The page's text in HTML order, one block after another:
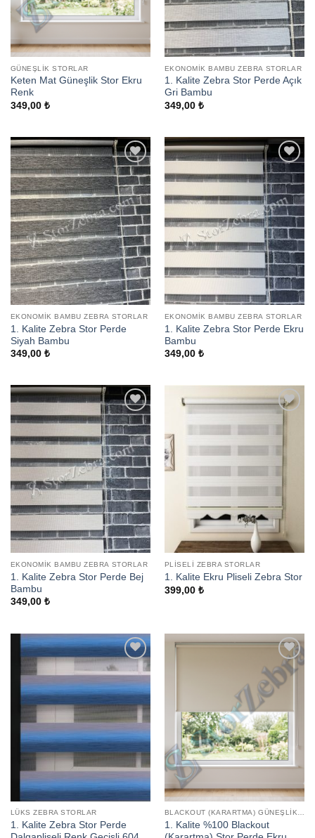
GÜNEŞLIK STORLAR
Keten Mat Güneşlik Stor Ekru
Renk
349,00 ₺
EKONOMIK BAMBU ZEBRA STORLAR
1. Kalite Zebra Stor Perde Açık
Gri Bambu
349,00 ₺
Add to
wishlist
EKONOMIK BAMBU ZEBRA STORLAR
1. Kalite Zebra Stor Perde
Siyah Bambu
349,00 ₺
Add to
wishlist
EKONOMIK BAMBU ZEBRA STORLAR
1. Kalite Zebra Stor Perde Ekru
Bambu
349,00 ₺
Add to
wishlist
EKONOMIK BAMBU ZEBRA STORLAR
1. Kalite Zebra Stor Perde Bej
Bambu
349,00 ₺
PLISELI ZEBRA STORLAR
1. Kalite Ekru Pliseli Zebra Stor
399,00 ₺
wishlist
LÜKS ZEBRA STORLAR
1. Kalite Zebra Stor Perde
Add to
wishlist
1. Kalite %100 Blackout